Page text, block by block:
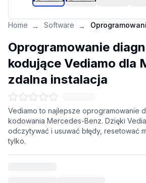
Home → Software →
Oprogramowanie
kodujące Vediamo dla
zdalna instalacja
Vediamo to najlepsze oprogramowanie
kodowania Mercedes-Benz. Dzięki
odczytywać i usuwać błędy, resetować
tylko.